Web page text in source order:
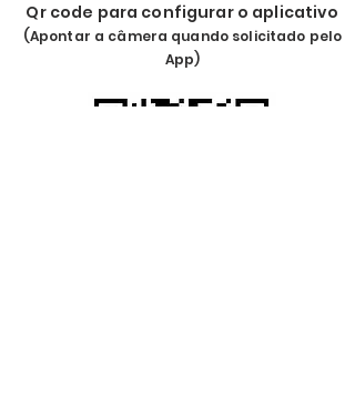
Qr code para configurar o aplicativo
(Apontar a câmera quando solicitado pelo
App)